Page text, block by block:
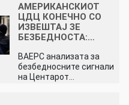
АМЕРИКАНСКИОТ
ЦДЦ КОНЕЧНО СО
ИЗВЕШТАЈ ЗЕ
БЕЗБЕДНОСТА:…
ВАЕРС анализата за
безбедносните сигнали
на Центарот…